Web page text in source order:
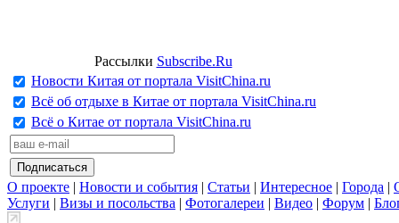
Рассылки Subscribe.Ru
Новости Китая от портала VisitChina.ru
Всё об отдыхе в Китае от портала VisitChina.ru
Всё о Китае от портала VisitChina.ru
О проекте | Новости и события | Статьи | Интересное | Города |
Услуги | Визы и посольства | Фотогалереи | Видео | Форум |